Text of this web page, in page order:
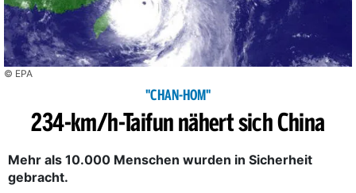
© EPA
"CHAN-HOM"
234-km/h-Taifun nähert sich China
Mehr als 10.000 Menschen wurden in Sicherheit
gebracht.